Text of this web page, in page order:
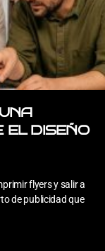
EL DISEÑO
flyers y salir a
de publicidad que